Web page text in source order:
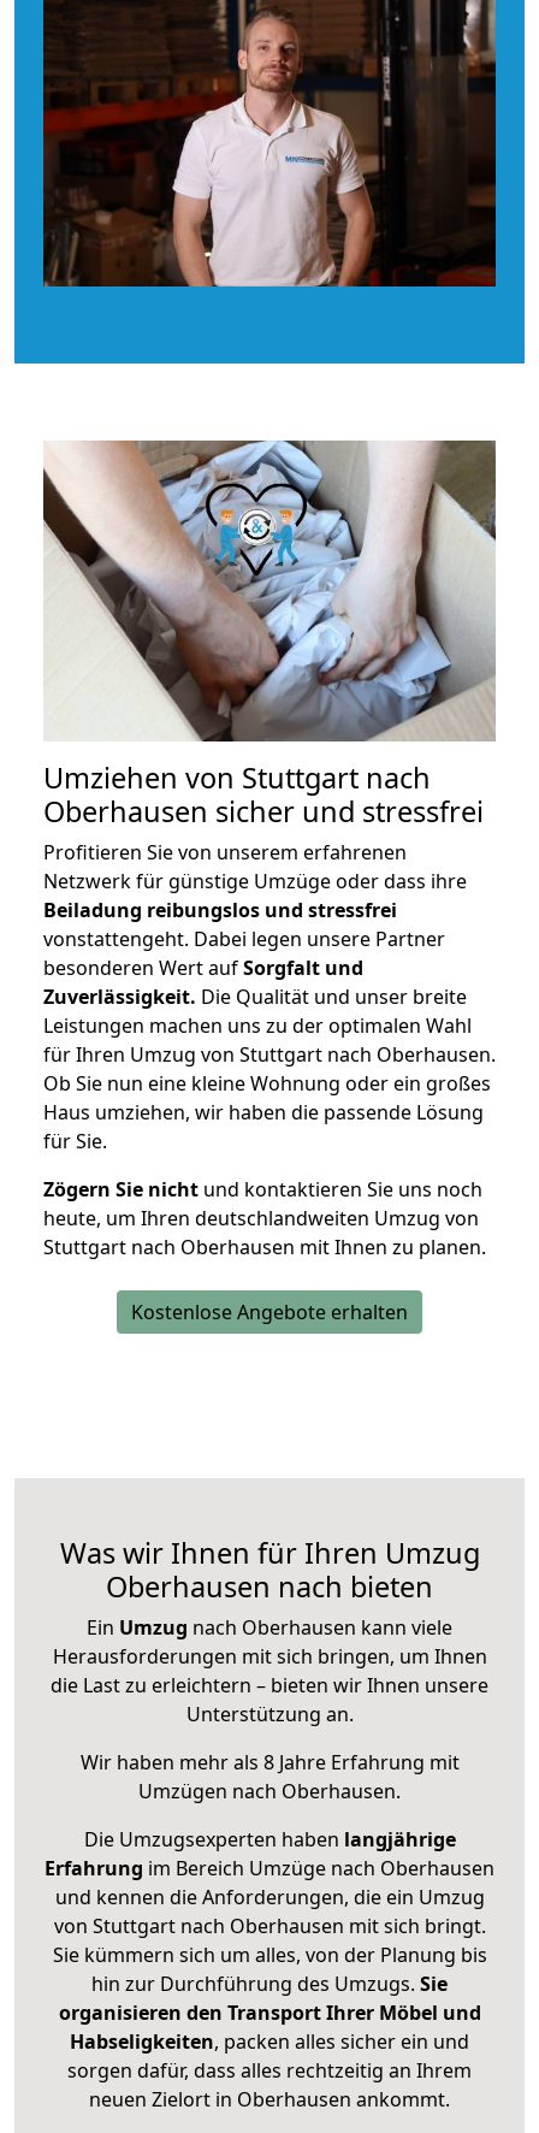
Umziehen von Stuttgart nach
Oberhausen sicher und stressfrei
Profitieren Sie von unserem erfahrenen
Netzwerk für günstige Umzüge oder dass ihre
Beiladung reibungslos und stressfrei
vonstattengeht. Dabei legen unsere Partner
besonderen Wert aufSorgfalt und
Zuverlässigkeit. Die Qualität und unser breite
Leistungen machen uns zu der optimalen Wahl
für Ihren Umzug von Stuttgart nach Oberhausen.
Ob Sie nun eine kleine Wohnung oder ein großes
Haus umziehen, wir haben die passende Lösung
für Sie.
Zögern Sie nicht und kontaktieren Sie uns noch
heute, um Ihren deutschlandweiten Umzug von
Stuttgart nach Oberhausen mit Ihnen zu planen.
Kostenlose Angebote erhalten
Was wir Ihnen für Ihren Umzug
Oberhausen nach bieten
Ein Umzug nach Oberhausen kann viele
Herausforderungen mit sich bringen, um Ihnen
die Last zu erleichtern – bieten wir Ihnen unsere
Unterstützung an.
Wir haben mehr als 8 Jahre Erfahrung mit
Umzügen nach Oberhausen.
Die Umzugsexperten haben langjährige
Erfahrung im Bereich Umzüge nach Oberhausen
und kennen die Anforderungen, die ein Umzug
von Stuttgart nach Oberhausen mit sich bringt.
Sie kümmern sich um alles, von der Planung bis
hin zur Durchführung des Umzugs. Sie
organisieren den Transport Ihrer Möbel und
Habseligkeiten, packen alles sicher ein und
sorgen dafür, dass alles rechtzeitig an Ihrem
neuen Zielort in Oberhausen ankommt.